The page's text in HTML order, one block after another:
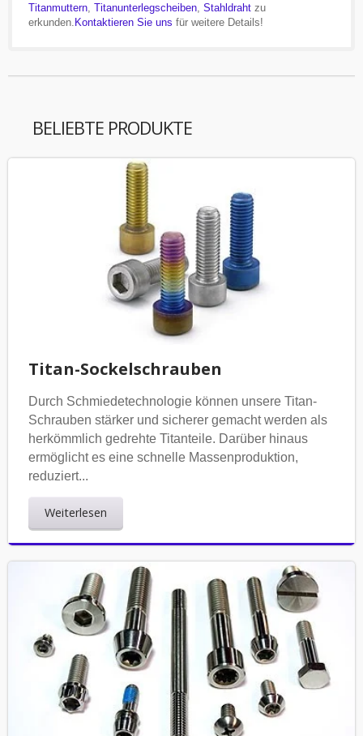
Titanmuttern Titanunterlegscheiben Stahldraht zu
erkunden. Kontaktieren Sie uns für weitere Details!
BELIEBTE PRODUKTE
Titan-Sockelschrauben
Durch Schmiedetechnologie können unsere Titan-
Schrauben stärker und sicherer gemacht werden als
herkömmlich gedrehte Titanteile. Darüber hinaus
ermöglicht es eine schnelle Massenproduktion,
reduziert...
Weiterlesen